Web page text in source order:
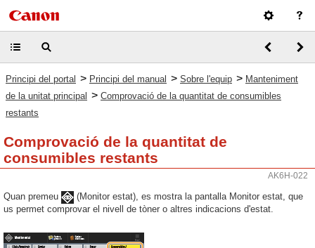
Principi del portal > Principi del manual > Sobre l'equip > Manteniment
de la unitat principal > Comprovació de la quantitat de consumibles
restants
Comprovació de la quantitat de
consumibles restants
AK6H-022
Quan premeu
(Monitor estat), es mostra la pantalla Monitor estat, que
us permet comprovar el nivell de tòner o altres indicacions d'estat.